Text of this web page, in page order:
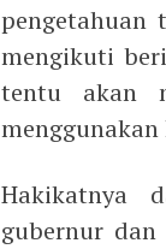
pengetahuan
mengikuti
tentu akan
Hakikatnya
gubernur